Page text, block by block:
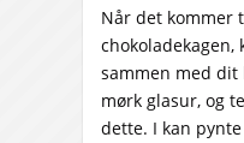
Når det kommer
chokoladekagen,
sammen med dit
mørk glasur, og
dette. I kan